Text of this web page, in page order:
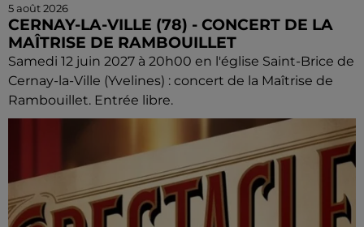
5 août 2026
CERNAY-LA-VILLE (78) - CONCERT DE LA
MAÎTRISE DE RAMBOUILLET
Samedi 12 juin 2027 à 20h00 en l'église Saint-Brice de
Cernay-la-Ville (Yvelines) : concert de la Maîtrise de
Rambouillet. Entrée libre.